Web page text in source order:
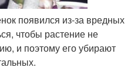
появился из-за вредных
чтобы растение не
и поэтому его убирают